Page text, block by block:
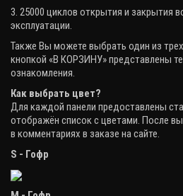
3. 25000 циклов открытия и закрытия
эксплуатации.
Также Вы можете выбрать один из
кнопкой «В КОРЗИНУ» представлены
ознакомления.
Как выбрать цвет?
Для каждой панели предоставлены
отображён список с цветами. После
в комментариях в заказе на сайте.
S - Гофр